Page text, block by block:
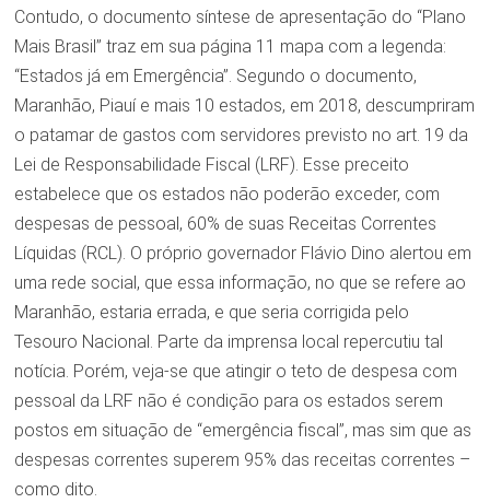
Contudo, o documento síntese de apresentação do “Plano
Mais Brasil” traz em sua página 11 mapa com a legenda:
“Estados já em Emergência”. Segundo o documento,
Maranhão, Piauí e mais 10 estados, em 2018, descumpriram
o patamar de gastos com servidores previsto no art. 19 da
Lei de Responsabilidade Fiscal (LRF). Esse preceito
estabelece que os estados não poderão exceder, com
despesas de pessoal, 60% de suas Receitas Correntes
Líquidas (RCL). O próprio governador Flávio Dino alertou em
uma rede social, que essa informação, no que se refere ao
Maranhão, estaria errada, e que seria corrigida pelo
Tesouro Nacional. Parte da imprensa local repercutiu tal
notícia. Porém, veja-se que atingir o teto de despesa com
pessoal da LRF não é condição para os estados serem
postos em situação de “emergência fiscal”, mas sim que as
despesas correntes superem 95% das receitas correntes –
como dito.